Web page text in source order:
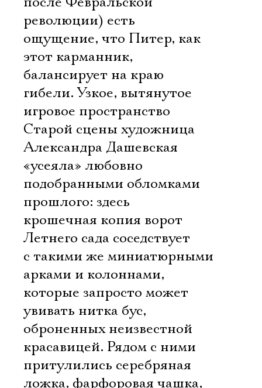
революции) есть
ощущение, что Питер, как
этот карманник,
балансирует на краю
гибели. Узкое, вытянутое
игровое пространство
Старой сцены художница
Александра Дашевская
«усеяла» любовно
подобранными обломками
прошлого: здесь
крошечная копия ворот
Летнего сада соседствует
с такими же миниатюрными
арками и колоннами,
которые запросто может
увивать нитка бус,
оброненных неизвестной
красавицей. Рядом с ними
притулились серебряная
ложка, фарфоровая чашка,